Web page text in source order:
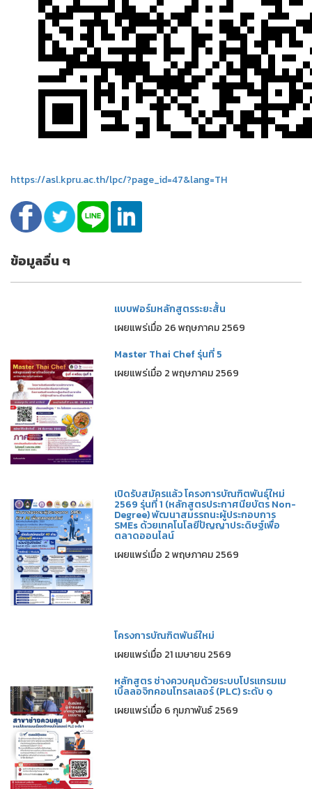
https://asl.kpru.ac.th/lpc/?page_id=47&lang=TH
ข้อมูลอื่น ๆ
แบบฟอร์มหลักสูตรระยะสั้น
เผยแพร่เมื่อ 26 พฤษภาคม 2569
Master Thai Chef รุ่นที่ 5
เผยแพร่เมื่อ 2 พฤษภาคม 2569
เปิดรับสมัครแล้ว โครงการบัณฑิตพันธุ์ใหม่
2569 รุ่นที่ 1 (หลักสูตรประกาศนียบัตร Non-
Degree) พัฒนาสมรรถนะผู้ประกอบการ
SMEs ด้วยเทคโนโลยีปัญญาประดิษฐ์เพื่อ
ตลาดออนไลน์
เผยแพร่เมื่อ 2 พฤษภาคม 2569
โครงการบัณฑิตพันธ์ใหม่
เผยแพร่เมื่อ 21 เมษายน 2569
หลักสูตร ช่างควบคุมด้วยระบบโปรแกรมเม
เบิ้ลลอจิกคอนโทรลเลอร์ (PLC) ระดับ ๑
เผยแพร่เมื่อ 6 กุมภาพันธ์ 2569